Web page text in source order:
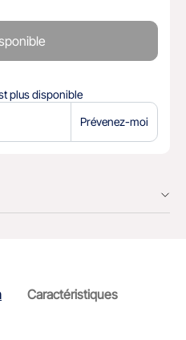
plus disponible
Prévenez-moi
Caractéristiques